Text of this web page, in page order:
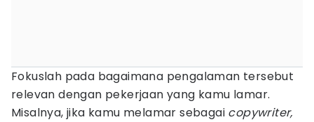
Fokuslah pada bagaimana pengalaman tersebut
relevan dengan pekerjaan yang kamu lamar.
Misalnya, jika kamu melamar sebagai copywriter,